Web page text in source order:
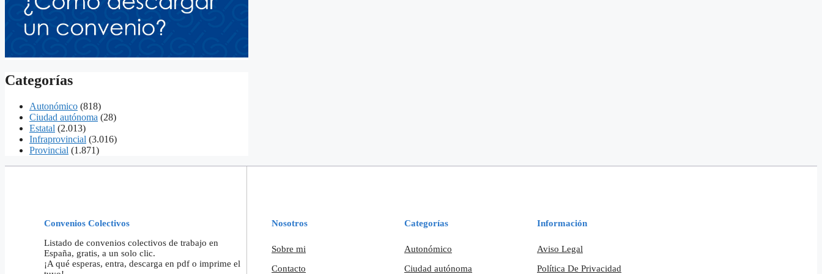
Categorías
Autonómico (818)
Ciudad autónoma (28)
Estatal (2.013)
Infraprovincial (3.016)
Provincial (1.871)
Convenios Colectivos
Listado de convenios colectivos de trabajo en
España, gratis, a un solo clic.
¡A qué esperas, entra, descarga en pdf o imprime el
Nosotros
Sobre mi
Contacto
Categorías
Autonómico
Ciudad autónoma
Información
Aviso Legal
Política De Privacidad